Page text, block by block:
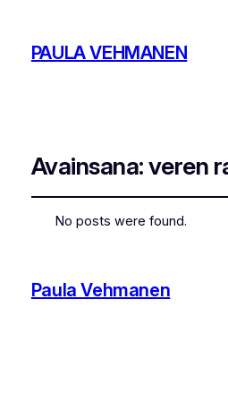
PAULA VEHMANEN
Avainsana:veren
No posts were found.
Paula Vehmanen